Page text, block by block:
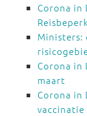
Corona in
Ministers:
Corona in
maart
Corona in